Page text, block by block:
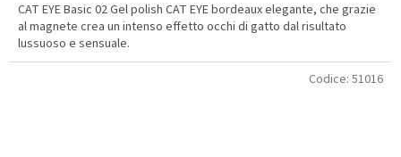
CAT EYE Basic 02 Gel polish CAT EYE bordeaux elegante, che grazie
al magnete crea un intenso effetto occhi di gatto dal risultato
lussuoso e sensuale.
Codice: 51016